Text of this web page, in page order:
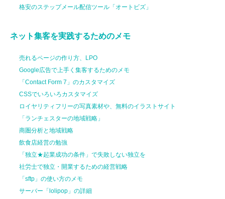
格安のステップメール配信ツール「オートビズ」
ネット集客を実践するためのメモ
売れるページの作り方、LPO
Google広告で上手く集客するためのメモ
「Contact Form 7」のカスタマイズ
CSSでいろいろカスタマイズ
ロイヤリティフリーの写真素材や、無料のイラストサイト
「ランチェスターの地域戦略」
商圏分析と地域戦略
飲食店経営の勉強
「独立★起業成功の条件」で失敗しない独立を
社労士で独立・開業するための経営戦略
「sftp」の使い方のメモ
サーバー「lolipop」の詳細